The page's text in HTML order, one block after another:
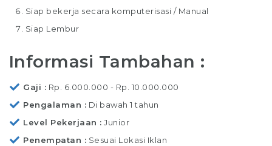
Siap bekerja secara komputerisasi / Manual
Siap Lembur
Informasi Tambahan :
Gaji
Rp. 6.000.000 - Rp. 10.000.000
Pengalaman
Di bawah 1 tahun
Level Pekerjaan
Junior
Penempatan
Sesuai Lokasi Iklan